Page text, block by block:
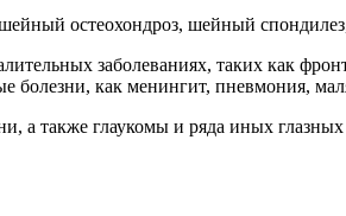
шейный остеохондроз, шейный
заболеваниях, таких как
болезни, как менингит, пневмония,
а также глаукомы и ряда иных